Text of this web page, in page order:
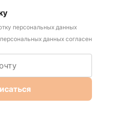
персональных данных
данных согласен